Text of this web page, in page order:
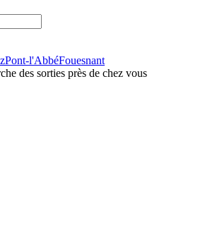
Pont-l'AbbéFouesnant
des sorties près de chez vous